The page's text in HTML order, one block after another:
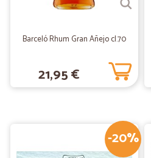
Barceló Rhum Gran Añejo cl.70
21,95 €
-20%